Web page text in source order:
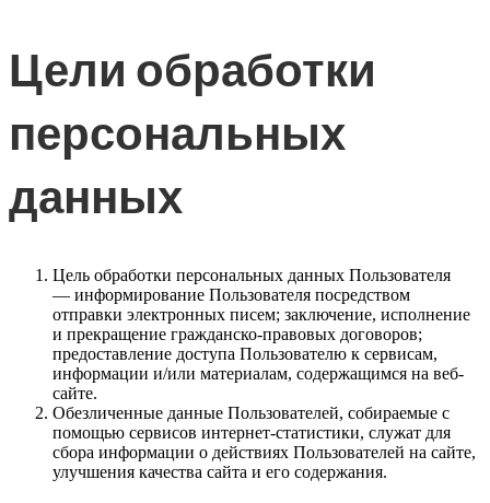
Цели обработки
персональных
данных
Цель обработки персональных данных Пользователя
— информирование Пользователя посредством
отправки электронных писем; заключение, исполнение
и прекращение гражданско-правовых договоров;
предоставление доступа Пользователю к сервисам,
информации и/или материалам, содержащимся на веб-
сайте.
Обезличенные данные Пользователей, собираемые с
помощью сервисов интернет-статистики, служат для
сбора информации о действиях Пользователей на сайте,
улучшения качества сайта и его содержания.